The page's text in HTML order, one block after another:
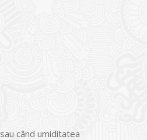
când umiditatea